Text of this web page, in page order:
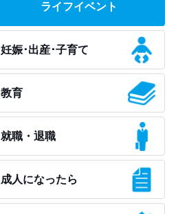
ライフイベント
妊娠･出産･子育て
教育
就職・退職
成人になったら